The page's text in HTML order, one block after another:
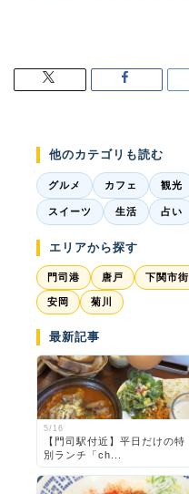
他のカテゴリも読む
グルメ カフェ 観光
スイーツ 生活 占い
エリアから探す
門司港 唐戸 下関市街
安岡 菊川
最新記事
5/16
【門司駅付近】平日だけの特
別ランチ「ch...